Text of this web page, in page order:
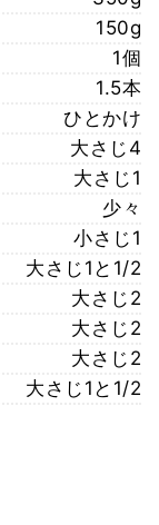
150g
1個
1.5本
ひとかけ
大さじ4
大さじ1
少々
小さじ1
大さじ1と1/2
大さじ2
大さじ2
大さじ2
大さじ1と1/2